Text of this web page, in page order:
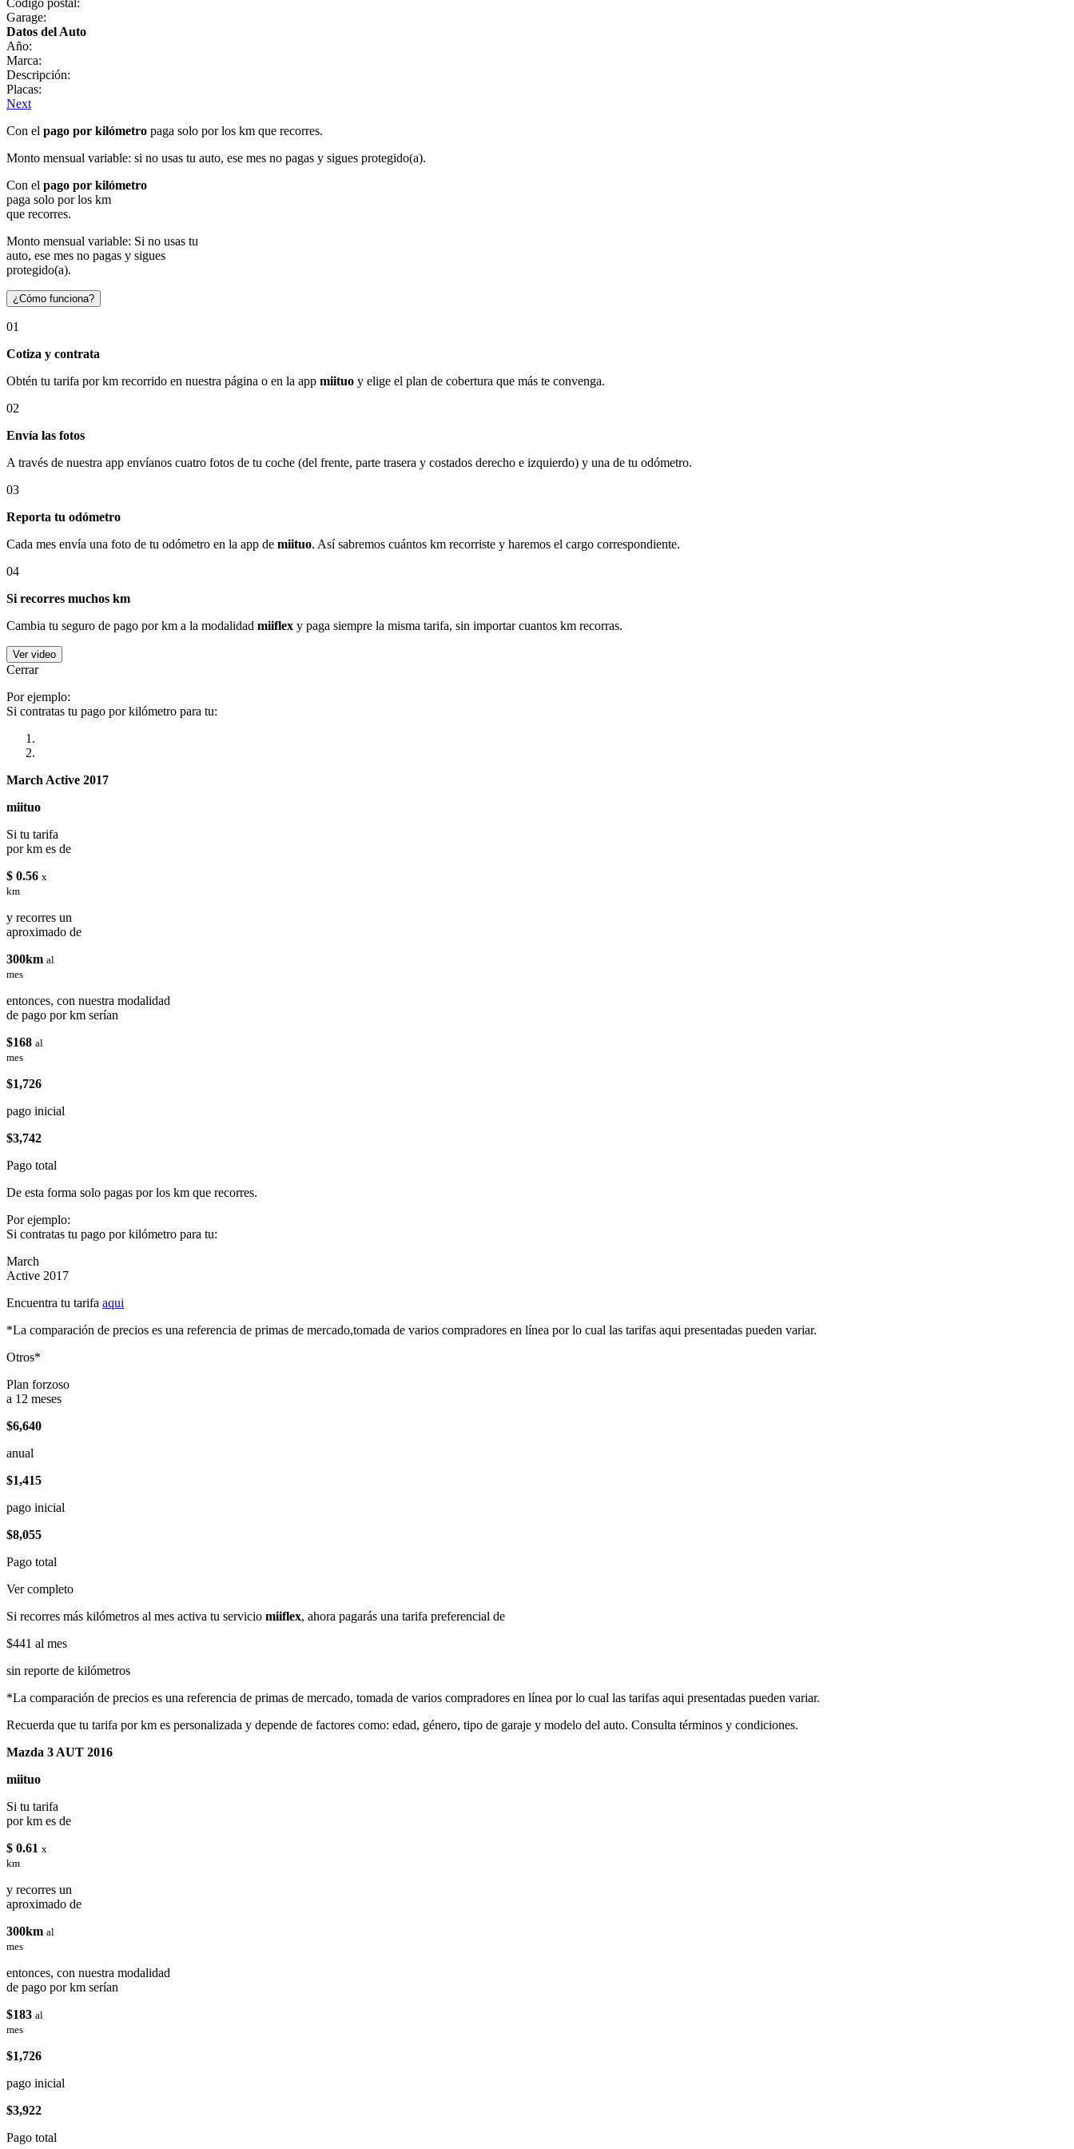
Garage:
Datos del Auto
Año:
Marca:
Descripción:
Placas:
Next
Con el pago por kilómetro paga solo por los km que recorres.
Monto mensual variable: si no usas tu auto, ese mes no pagas y sigues protegido(a).
Con el pago por kilómetro
paga solo por los km
que recorres.
Monto mensual variable: Si no usas tu
auto, ese mes no pagas y sigues
protegido(a).
¿Cómo funciona?
01
Cotiza y contrata
Obtén tu tarifa por km recorrido en nuestra página o en la app miituo y elige el plan de cobertura que más te convenga.
02
Envía las fotos
A través de nuestra app envíanos cuatro fotos de tu coche (del frente, parte trasera y costados derecho e izquierdo) y una de tu odómetro.
03
Reporta tu odómetro
Cada mes envía una foto de tu odómetro en la app de miituo. Así sabremos cuántos km recorriste y haremos el cargo correspondiente.
04
Si recorres muchos km
Cambia tu seguro de pago por km a la modalidad miiflex y paga siempre la misma tarifa, sin importar cuantos km recorras.
Ver video
Cerrar
Por ejemplo:
Si contratas tu pago por kilómetro para tu:
March Active 2017
miituo
Si tu tarifa
por km es de
$ 0.56 x
km
y recorres un
aproximado de
300km al
mes
entonces, con nuestra modalidad
de pago por km serían
$168 al
mes
$1,726
pago inicial
$3,742
Pago total
De esta forma solo pagas por los km que recorres.
Por ejemplo:
Si contratas tu pago por kilómetro para tu:
March
Active 2017
Encuentra tu tarifa aqui
*La comparación de precios es una referencia de primas de mercado,tomada de varios compradores en línea por lo cual las tarifas aqui presentadas pueden variar.
Otros*
Plan forzoso
a 12 meses
$6,640
anual
$1,415
pago inicial
$8,055
Pago total
Ver completo
Si recorres más kilómetros al mes activa tu servicio miiflex, ahora pagarás una tarifa preferencial de
$441 al mes
sin reporte de kilómetros
*La comparación de precios es una referencia de primas de mercado, tomada de varios compradores en línea por lo cual las tarifas aqui presentadas pueden variar.
Recuerda que tu tarifa por km es personalizada y depende de factores como: edad, género, tipo de garaje y modelo del auto. Consulta términos y condiciones.
Mazda 3 AUT 2016
miituo
Si tu tarifa
por km es de
$ 0.61 x
km
y recorres un
aproximado de
300km al
mes
entonces, con nuestra modalidad
de pago por km serían
$183 al
mes
$1,726
pago inicial
$3,922
Pago total